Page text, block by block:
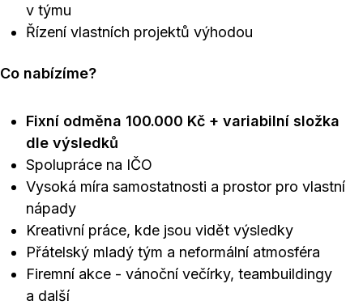
v týmu
Řízení vlastních projektů výhodou
Co nabízíme?
Fixní odměna 100.000 Kč + variabilní složka
dle výsledků
Spolupráce na IČO
Vysoká míra samostatnosti a prostor pro vlastní
nápady
Kreativní práce, kde jsou vidět výsledky
Přátelský mladý tým a neformální atmosféra
Firemní akce - vánoční večírky, teambuildingy
a další